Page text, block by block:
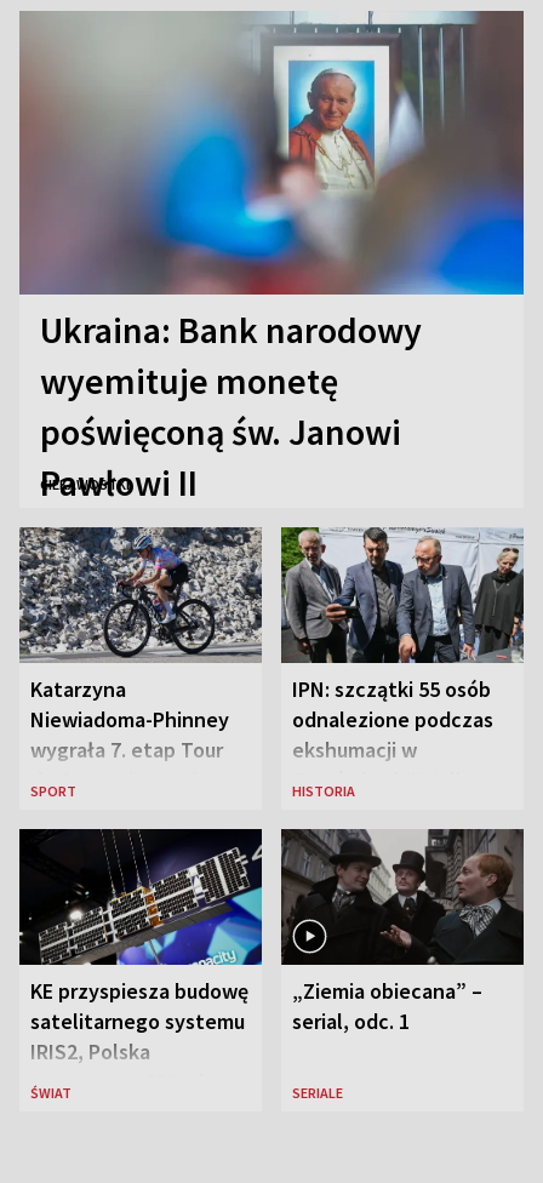
„Antka Rozpylacza”
Ukraina: Bank narodowy
wyemituje monetę
poświęconą św. Janowi
Pawłowi II
CIEKAWOSTKI
Katarzyna
Niewiadoma-Phinney
wygrała 7. etap Tour
de France i została
SPORT
IPN: szczątki 55 osób
odnalezione podczas
ekshumacji w
Ostrówkach i Woli
HISTORIA
KE przyspiesza budowę
satelitarnego systemu
IRIS2, Polska
przeznaczy 656 mln
ŚWIAT
„Ziemia obiecana” –
serial, odc. 1
SERIALE